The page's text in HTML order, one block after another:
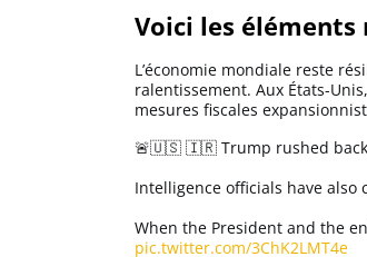
Voici les
L’économie mondiale reste
ralentissement. Aux États-
mesures fiscales
🚨🇺🇸 🇮🇷 Trump rushed back
Intelligence officials have
When the President and the
pic.twitter.com/3ChK2LMT4e